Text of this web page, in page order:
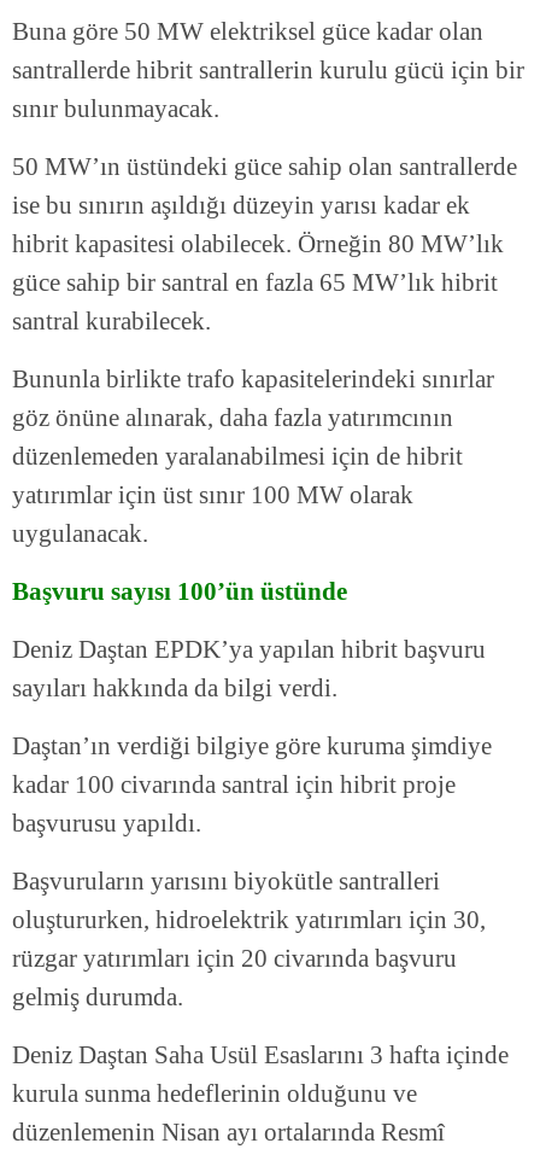
Buna göre 50 MW elektriksel güce kadar olan
santrallerde hibrit santrallerin kurulu gücü için bir
sınır bulunmayacak.
50 MW’ın üstündeki güce sahip olan santrallerde
ise bu sınırın aşıldığı düzeyin yarısı kadar ek
hibrit kapasitesi olabilecek. Örneğin 80 MW’lık
güce sahip bir santral en fazla 65 MW’lık hibrit
santral kurabilecek.
Bununla birlikte trafo kapasitelerindeki sınırlar
göz önüne alınarak, daha fazla yatırımcının
düzenlemeden yaralanabilmesi için de hibrit
yatırımlar için üst sınır 100 MW olarak
uygulanacak.
Başvuru sayısı 100’ün üstünde
Deniz Daştan EPDK’ya yapılan hibrit başvuru
sayıları hakkında da bilgi verdi.
Daştan’ın verdiği bilgiye göre kuruma şimdiye
kadar 100 civarında santral için hibrit proje
başvurusu yapıldı.
Başvuruların yarısını biyokütle santralleri
oluştururken, hidroelektrik yatırımları için 30,
rüzgar yatırımları için 20 civarında başvuru
gelmiş durumda.
Deniz Daştan Saha Usül Esaslarını 3 hafta içinde
kurula sunma hedeflerinin olduğunu ve
düzenlemenin Nisan ayı ortalarında Resmî